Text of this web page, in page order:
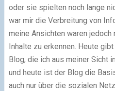
oder sie spielten noch lange
war mir die Verbreitung von
meine Ansichten waren jedoch
Inhalte zu erkennen. Heute
Blog, die ich aus meiner Sicht
und heute ist der Blog die
auch nur über die sozialen